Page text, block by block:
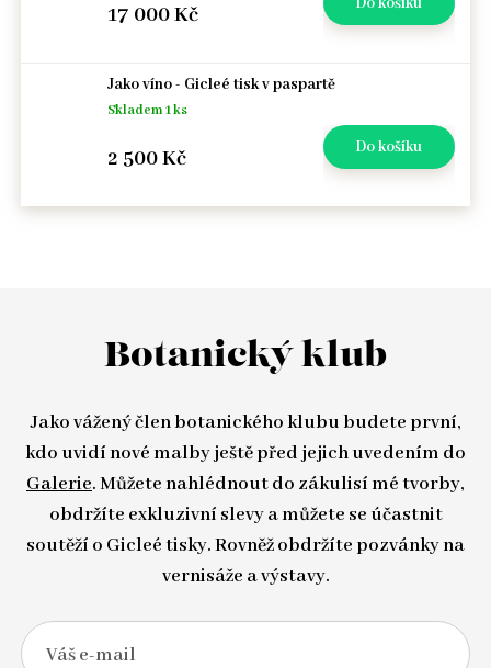
17 000 Kč
Jako víno - Gicleé tisk v paspartě
Skladem 1 ks
2 500 Kč
Botanický klub
Jako vážený člen botanického klubu budete první,
kdo uvidí nové malby ještě před jejich uvedením do
Galerie. Můžete nahlédnout do zákulisí mé tvorby,
obdržíte exkluzivní slevy a můžete se účastnit
soutěží o Gicleé tisky. Rovněž obdržíte pozvánky na
vernisáže a výstavy.
Váš e-mail